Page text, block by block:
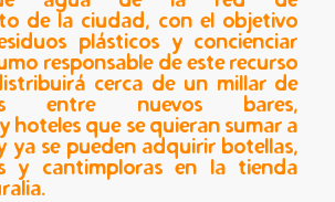
de la ciudad, con el objetivo
plásticos y concienciar
responsable de este recurso
cerca de un millar de
entre nuevos bares,
hoteles que se quieran sumar a
ya se pueden adquirir botellas,
y cantimploras en la tienda